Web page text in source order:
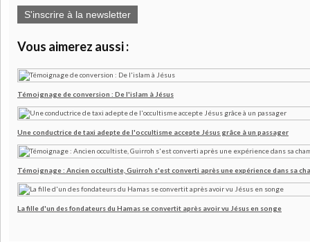
S'inscrire à la newsletter
Vous aimerez aussi :
Témoignage de conversion : De l'islam à Jésus
Une conductrice de taxi adepte de l'occultisme accepte Jésus grâce à un passager
Témoignage : Ancien occultiste, Guirroh s'est converti après une expérience dans sa
La fille d'un des fondateurs du Hamas se convertit après avoir vu Jésus en songe